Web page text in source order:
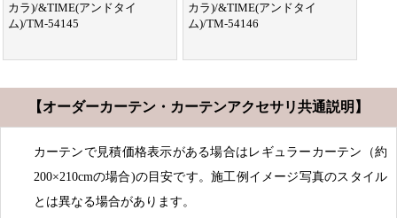
カラ)/&TIME(アンドタイ
ム)/TM-54145
カラ)/&TIME(アンドタイ
ム)/TM-54146
【オーダーカーテン・カーテンアクセサリ共通説明】
カーテンで見積価格表示がある場合はレギュラーカーテン（約
200×210cmの場合)の目安です。施工例イメージ写真のスタイル
とは異なる場合があります。